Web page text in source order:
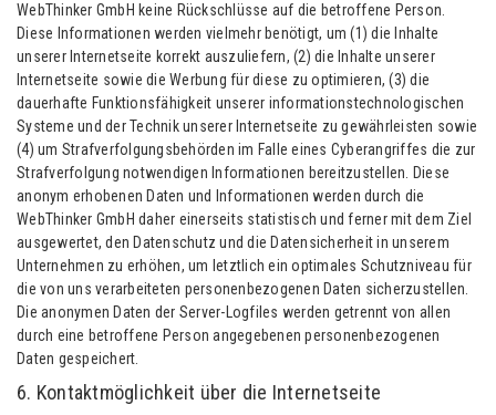
WebThinker GmbH keine Rückschlüsse auf die betroffene Person.
Diese Informationen werden vielmehr benötigt, um (1) die Inhalte
unserer Internetseite korrekt auszuliefern, (2) die Inhalte unserer
Internetseite sowie die Werbung für diese zu optimieren, (3) die
dauerhafte Funktionsfähigkeit unserer informationstechnologischen
Systeme und der Technik unserer Internetseite zu gewährleisten sowie
(4) um Strafverfolgungsbehörden im Falle eines Cyberangriffes die zur
Strafverfolgung notwendigen Informationen bereitzustellen. Diese
anonym erhobenen Daten und Informationen werden durch die
WebThinker GmbH daher einerseits statistisch und ferner mit dem Ziel
ausgewertet, den Datenschutz und die Datensicherheit in unserem
Unternehmen zu erhöhen, um letztlich ein optimales Schutzniveau für
die von uns verarbeiteten personenbezogenen Daten sicherzustellen.
Die anonymen Daten der Server-Logfiles werden getrennt von allen
durch eine betroffene Person angegebenen personenbezogenen
Daten gespeichert.
6. Kontaktmöglichkeit über die Internetseite